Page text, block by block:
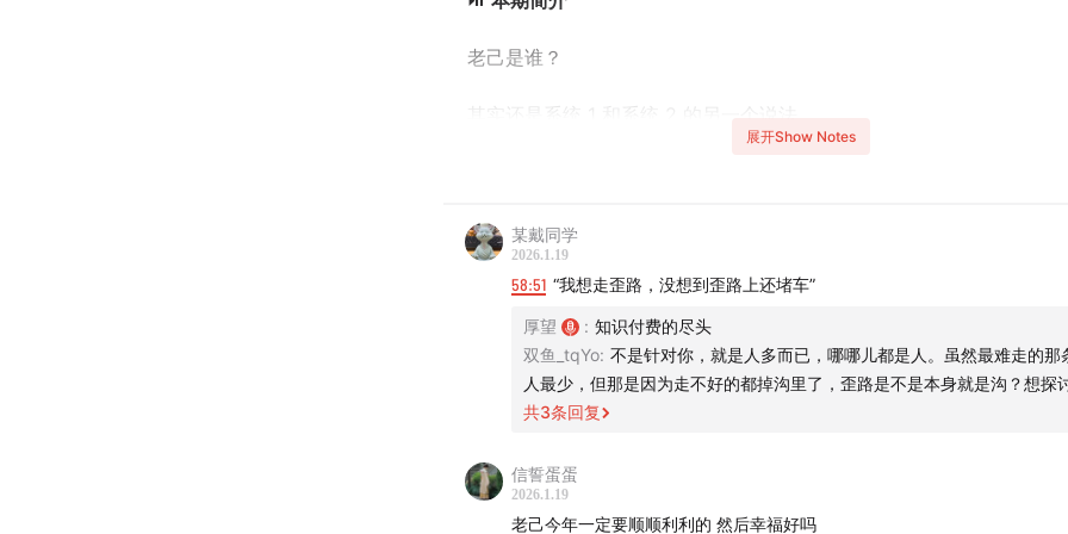
老己是谁？
其实还是系统 1 和系统 2 的另一个说法。
但不是每个人的系统2都能称为老己，一旦使用了这个名字，说明你已进
亚小孩进化版了——一个和自己达成和解的人。
老己是大家幻想出来的另一个我，ta的程序设定就是对自己的无限包容
绝不帮着父母、社会、学校、老板、同事、外人一起欺负自己。
我们来欣赏一下老己文学：
我想吃火锅了，老己带着我驱车20公里立刻吃上了。
就这么一个独生己，不惯着能行吗？
展开Show Notes
某戴同学
2026.1.19
58:51 “我想走歪路，没想到歪路上还堵车”
厚望 : 知识付费的尽头
双鱼_tqYo: 不是针对你，就是人多而已，哪哪儿都是人。虽然最难走的那
人最少，但那是因为走不好的都掉沟里了，歪路是不是本身就是沟？想探
共3条回复
信誓蛋蛋
2026.1.19
老己今年一定要顺顺利利的 然后幸福好吗